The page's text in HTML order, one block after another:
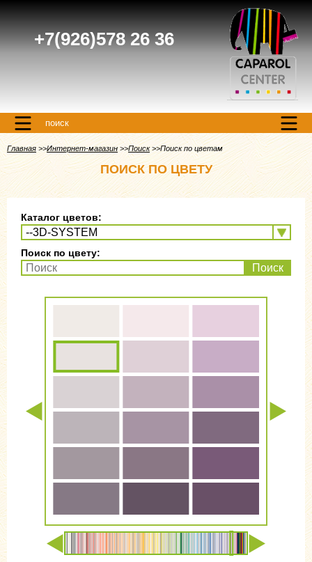
+7(926)578 26 36
поиск
Главная Интернет-магазин Поиск Поиск по цветам
ПОИСК ПО ЦВЕТУ
Каталог цветов:
Поиск по цвету:
Поиск